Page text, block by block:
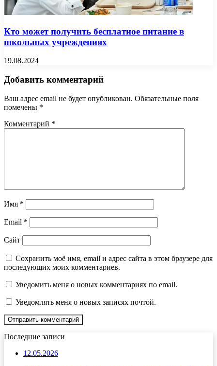
Кто может получить бесплатное питание в
школьных учреждениях
19.08.2024
Добавить комментарий
Ваш адрес email не будет опубликован. Обязательные поля
помечены *
Комментарий *
Имя *
Email *
Сайт
Сохранить моё имя, email и адрес сайта в этом браузере для
последующих моих комментариев.
Уведомить меня о новых комментариях по email.
Уведомлять меня о новых записях почтой.
Последние записи
12.05.2026